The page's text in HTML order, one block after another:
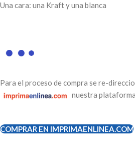
Una cara: una Kraft y una blanca
Para el proceso de compra se re-
nuestra
COMPRAR EN IMPRIMAENLINEA.COM